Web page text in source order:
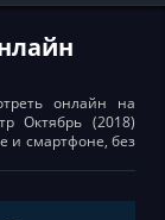
онлайн на
Октябрь (2018)
и смартфоне, без